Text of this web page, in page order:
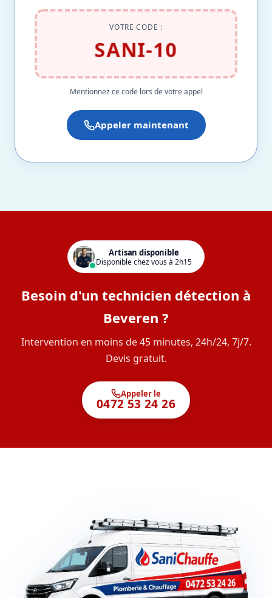
VOTRE CODE :
SANI-10
Mentionnez ce code lors de votre appel
Appeler maintenant
Artisan disponible
Disponible chez vous à 2h15
Besoin d'un technicien détection à
Beveren ?
Intervention en moins de 45 minutes, 24h/24, 7j/7.
Devis gratuit.
Appeler le
0472 53 24 26